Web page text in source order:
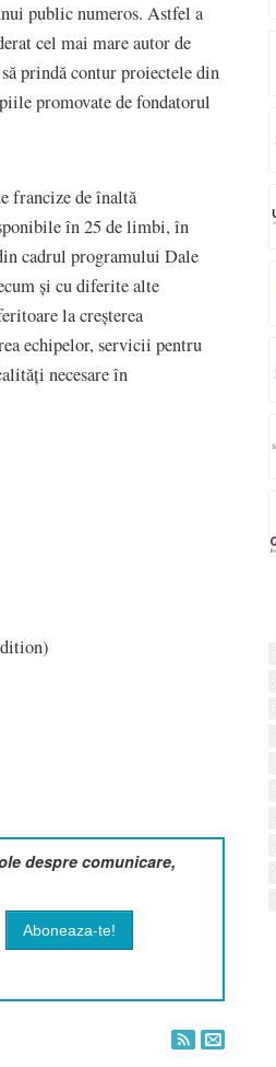
public numeros. Astfel a
cel mai mare autor de
prindă contur proiectele din
promovate de fondatorul
francize de înaltă
în 25 de limbi, în
cadrul programului Dale
și cu diferite alte
la creşterea
echipelor, servicii pentru
necesare în
despre comunicare,